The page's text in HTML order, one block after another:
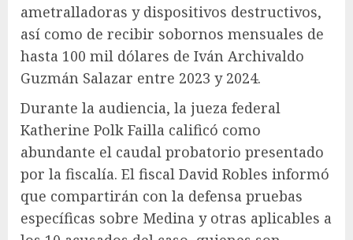
ametralladoras y dispositivos destructivos,
así como de recibir sobornos mensuales de
hasta 100 mil dólares de Iván Archivaldo
Guzmán Salazar entre 2023 y 2024.
Durante la audiencia, la jueza federal
Katherine Polk Failla calificó como
abundante el caudal probatorio presentado
por la fiscalía. El fiscal David Robles informó
que compartirán con la defensa pruebas
específicas sobre Medina y otras aplicables a